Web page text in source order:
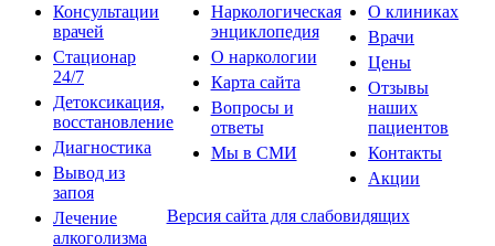
Консультации
врачей
Стационар
24/7
Детоксикация,
восстановление
Диагностика
Вывод из
запоя
Лечение
алкоголизма
Наркологическая
энциклопедия
О наркологии
Карта сайта
Вопросы и
ответы
Мы в СМИ
О клиниках
Врачи
Цены
Отзывы
наших
пациентов
Контакты
Акции
Версия сайта для слабовидящих